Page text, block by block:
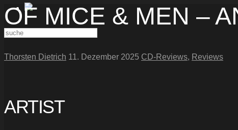
OF MICE & MEN –
Thorsten Dietrich 11. Dezember 2025 CD-Reviews, Reviews
ARTIST